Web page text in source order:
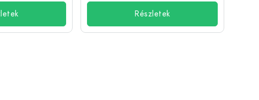
Részletek